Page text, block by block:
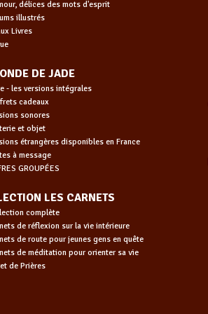
délices des mots d'esprit
illustrés
Livres
DE JADE
- les versions intégrales
cadeaux
sonores
et objet
étrangères disponibles en France
à message
GROUPÉES
LES CARNETS
complète
de réflexion sur la vie intérieure
de route pour jeunes gens en quête
de méditation pour orienter sa vie
de Prières